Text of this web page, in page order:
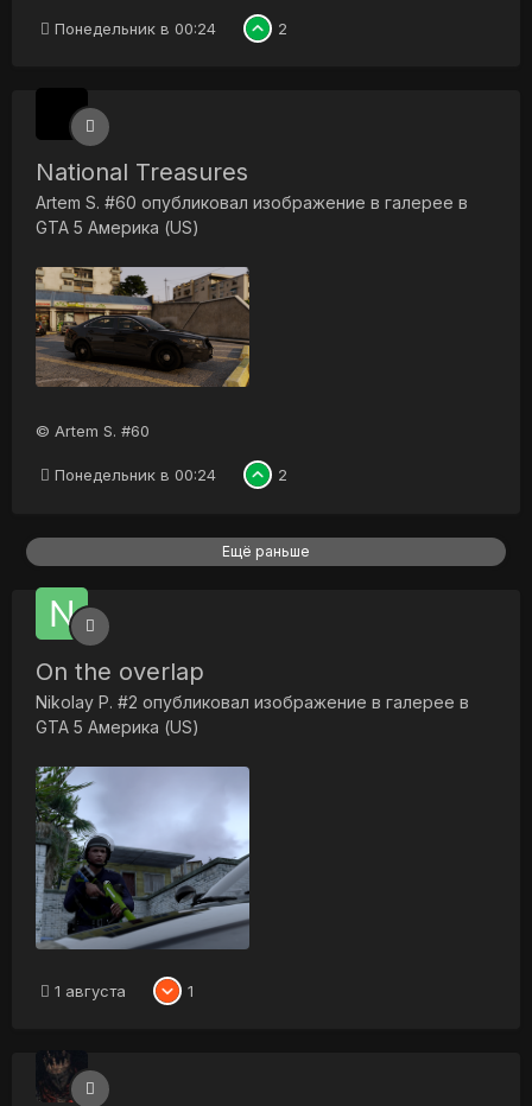
Понедельник в 00:24 2
National Treasures
Artem S. #60 опубликовал изображение в галерее в
GTA 5 Америка (US)
© Artem S. #60
Понедельник в 00:24 2
Ещё раньше
On the overlap
Nikolay P. #2 опубликовал изображение в галерее в
GTA 5 Америка (US)
1 августа 1